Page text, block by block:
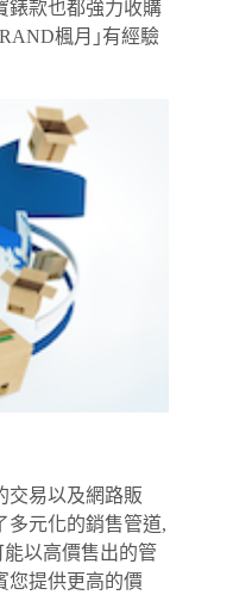
錶款也都強力收購
楓月｣有經驗
交易以及網路販
多元化的銷售管道,
以高價售出的管
您提供更高的價